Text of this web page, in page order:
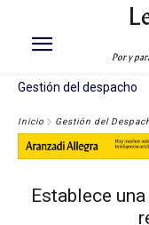
Por y
Gestión del despacho
Inicio Gestión del
Establece